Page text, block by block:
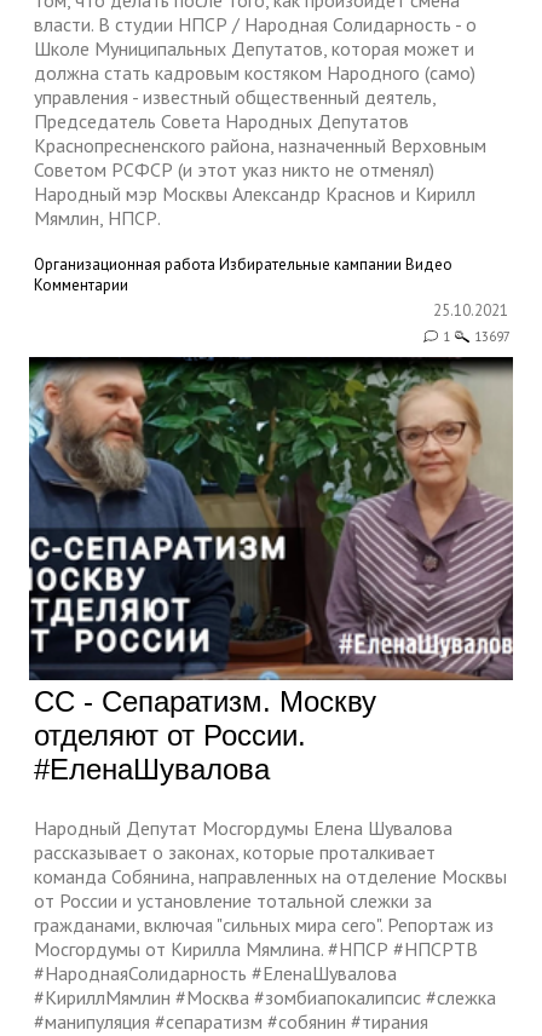
власти. В студии НПСР / Народная Солидарность - о
Школе Муниципальных Депутатов, которая может и
должна стать кадровым костяком Народного (само)
управления - известный общественный деятель,
Председатель Совета Народных Депутатов
Краснопресненского района, назначенный Верховным
Советом РСФСР (и этот указ никто не отменял)
Народный мэр Москвы Александр Краснов и Кирилл
Мямлин, НПСР.
Организационная работа Избирательные кампании Видео
Комментарии
25.10.2021
1 13697
СС - Сепаратизм. Москву
отделяют от России.
#ЕленаШувалова
Народный Депутат Мосгордумы Елена Шувалова
рассказывает о законах, которые проталкивает
команда Собянина, направленных на отделение Москвы
от России и установление тотальной слежки за
гражданами, включая "сильных мира сего". Репортаж из
Мосгордумы от Кирилла Мямлина. #НПСР #НПСРТВ
#НароднаяСолидарность #ЕленаШувалова
#КириллМямлин #Москва #зомбиапокалипсис #слежка
#манипуляция #сепаратизм #собянин #тирания